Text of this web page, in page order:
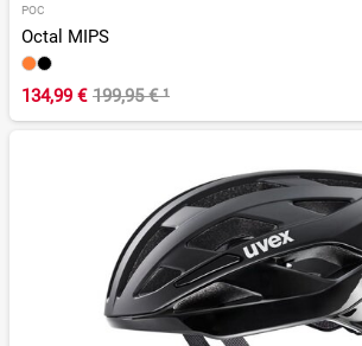
POC
Octal MIPS
134,99 € 199,95 €¹